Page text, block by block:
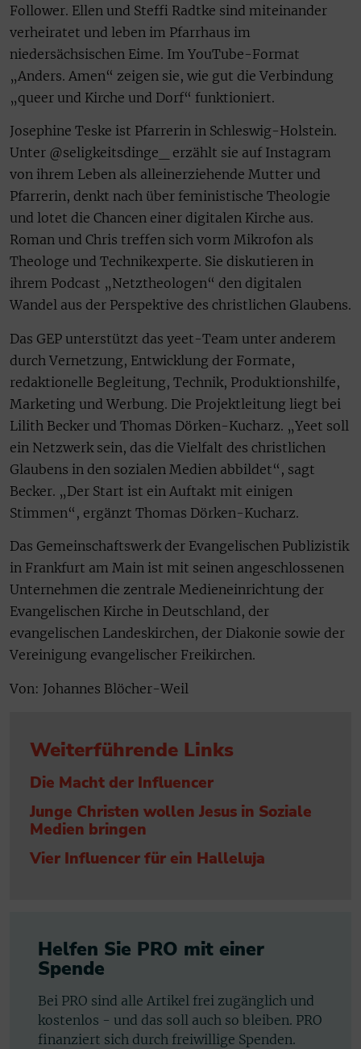
Follower. Ellen und Steffi Radtke sind miteinander
verheiratet und leben im Pfarrhaus im
niedersächsischen Eime. Im YouTube-Format
„Anders. Amen“ zeigen sie, wie gut die Verbindung
„queer und Kirche und Dorf“ funktioniert.
Josephine Teske ist Pfarrerin in Schleswig-Holstein.
Unter @seligkeitsdinge_ erzählt sie auf Instagram
von ihrem Leben als alleinerziehende Mutter und
Pfarrerin, denkt nach über feministische Theologie
und lotet die Chancen einer digitalen Kirche aus.
Roman und Chris treffen sich vorm Mikrofon als
Theologe und Technikexperte. Sie diskutieren in
ihrem Podcast „Netztheologen“ den digitalen
Wandel aus der Perspektive des christlichen Glaubens.
Das GEP unterstützt das yeet-Team unter anderem
durch Vernetzung, Entwicklung der Formate,
redaktionelle Begleitung, Technik, Produktionshilfe,
Marketing und Werbung. Die Projektleitung liegt bei
Lilith Becker und Thomas Dörken-Kucharz. „Yeet soll
ein Netzwerk sein, das die Vielfalt des christlichen
Glaubens in den sozialen Medien abbildet“, sagt
Becker. „Der Start ist ein Auftakt mit einigen
Stimmen“, ergänzt Thomas Dörken-Kucharz.
Das Gemeinschaftswerk der Evangelischen Publizistik
in Frankfurt am Main ist mit seinen angeschlossenen
Unternehmen die zentrale Medieneinrichtung der
Evangelischen Kirche in Deutschland, der
evangelischen Landeskirchen, der Diakonie sowie der
Vereinigung evangelischer Freikirchen.
Von: Johannes Blöcher-Weil
Weiterführende Links
Die Macht der Influencer
Junge Christen wollen Jesus in Soziale
Medien bringen
Vier Influencer für ein Halleluja
Helfen Sie PRO mit einer
Spende
Bei PRO sind alle Artikel frei zugänglich und
kostenlos - und das soll auch so bleiben. PRO
finanziert sich durch freiwillige Spenden.